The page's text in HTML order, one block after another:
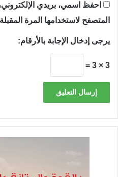
احفظ اسمي، بريدي
المتصفح لاستخدامها المرة
يرجى إدخال الإجابة بالأرقام:
3 × 3 =